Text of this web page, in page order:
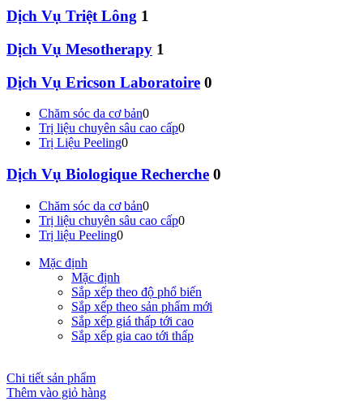
Dịch Vụ Triệt Lông 1
Dịch Vụ Mesotherapy 1
Dịch Vụ Ericson Laboratoire 0
Chăm sóc da cơ bản0
Trị liệu chuyên sâu cao cấp0
Trị Liệu Peeling0
Dịch Vụ Biologique Recherche 0
Chăm sóc da cơ bản0
Trị liệu chuyên sâu cao cấp0
Trị liệu Peeling0
Mặc định
Mặc định
Sắp xếp theo độ phổ biến
Sắp xếp theo sản phẩm mới
Sắp xếp giá thấp tới cao
Sắp xếp gia cao tới thấp
Chi tiết sản phẩm
Thêm vào giỏ hàng